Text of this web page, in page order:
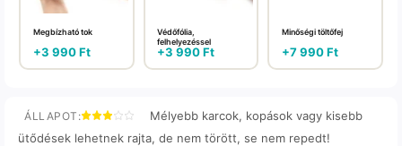
Megbízható tok
+3 990Ft
Védőfólia,
felhelyezéssel
+3 990Ft
Minőségi töltőfej
+7 990Ft
ÁLLAPOT:
Mélyebb karcok, kopások vagy kisebb
ütődések lehetnek rajta, de nem törött, se nem repedt!